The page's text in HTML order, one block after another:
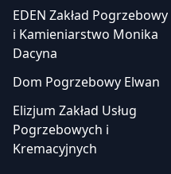
EDEN Zakład Pogrzebowy
i Kamieniarstwo Monika
Dacyna
Dom Pogrzebowy Elwan
Elizjum Zakład Usług
Pogrzebowych i
Kremacyjnych